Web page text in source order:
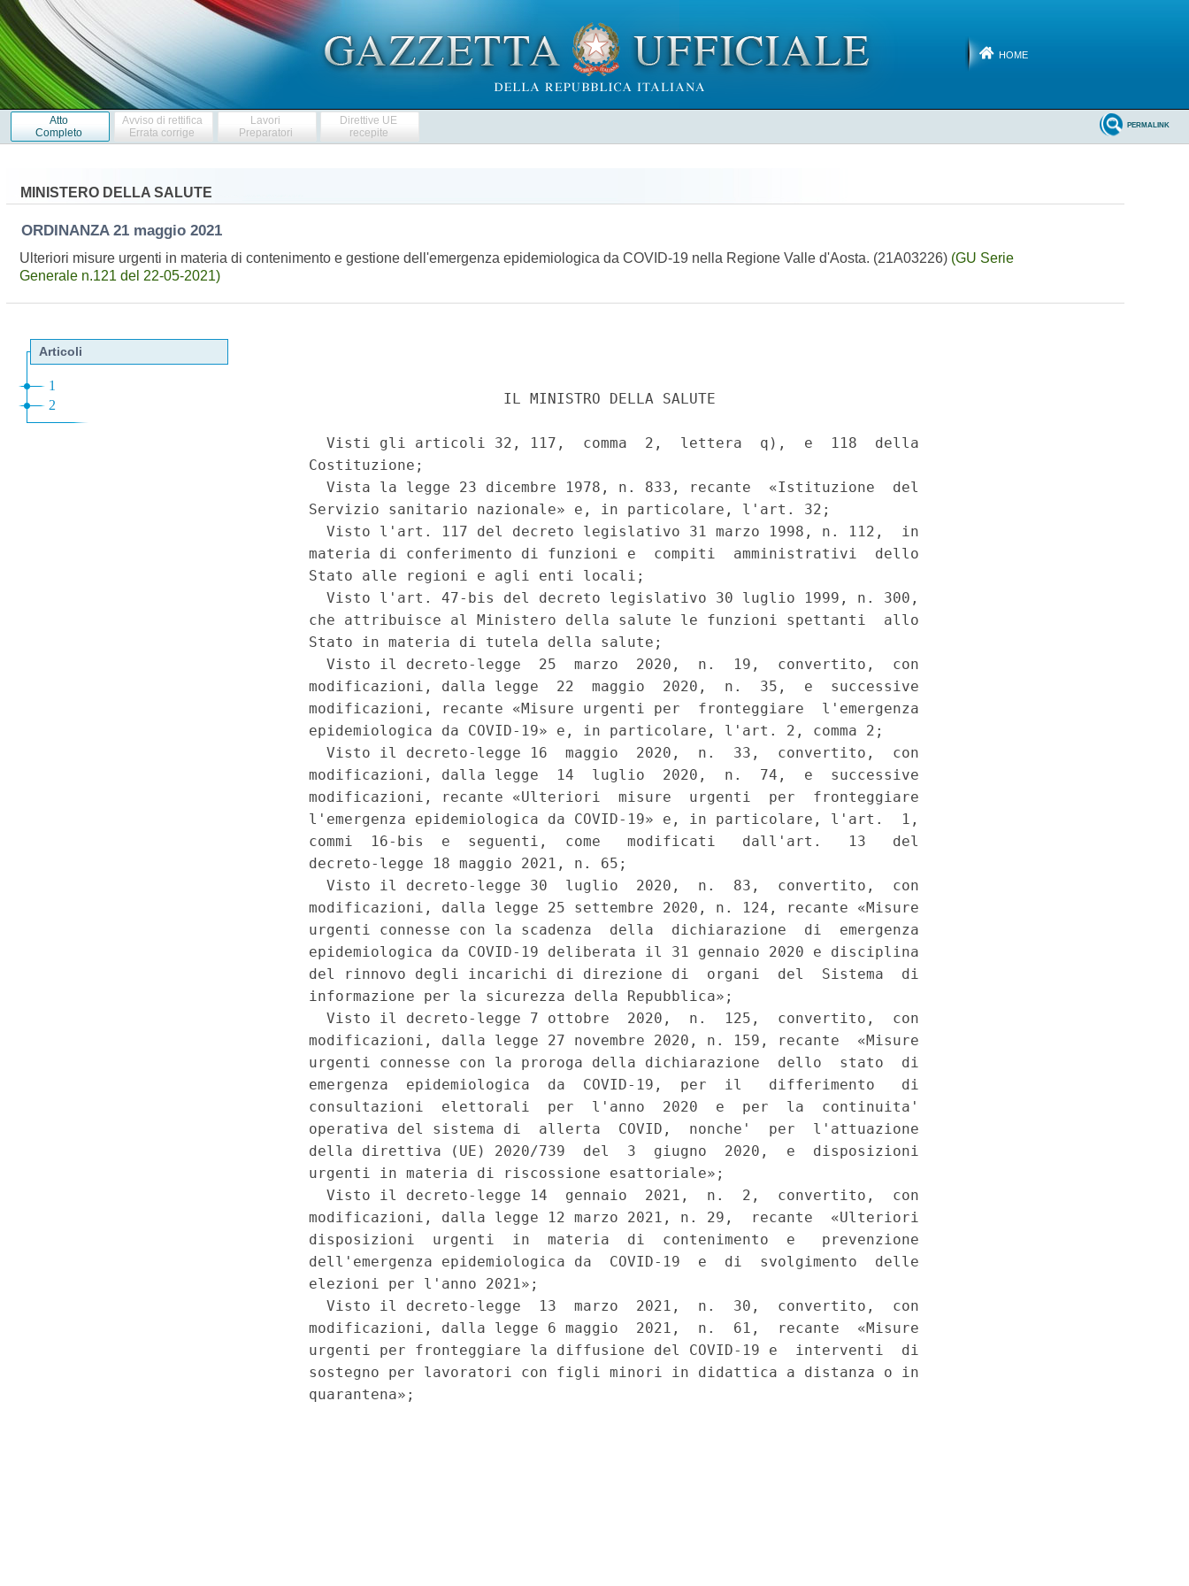
HOME
Atto
Completo
Avviso di rettifica
Errata corrige
Lavori
Preparatori
Direttive UE
recepite
PERMALINK
MINISTERO DELLA SALUTE
ORDINANZA 21 maggio 2021
Ulteriori misure urgenti in materia di contenimento e gestione dell'emergenza epidemiologica da COVID-19 nella Regione Valle d'Aosta. (21A03226) (GU Serie
Generale n.121 del 22-05-2021)